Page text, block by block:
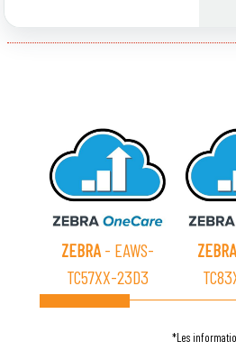
ZEBRA - EAWS-
TC57XX-23D3
ZEBRA
*Les